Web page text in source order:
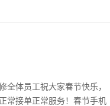
全体员工祝大家春节快乐，
常接单正常服务！春节手机